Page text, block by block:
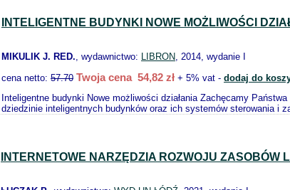
INTELIGENTNE BUDYNKI NOWE MOŻLIWOŚCI
MIKULIK J. RED., wydawnictwo: LIBRON, 2014, wydanie I
cena netto: 57.70 Twoja cena 54,82 zł + 5% vat - dodaj do
Inteligentne budynki Nowe możliwości działania Zachęcamy
dziedzinie inteligentnych budynków oraz ich systemów sterowania i
INTERNETOWE NARZĘDZIA ROZWOJU ZASOBÓW